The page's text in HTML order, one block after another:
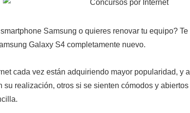
Samsung o quieres renovar tu equipo?
Galaxy S4 completamente nuevo.
cada vez están adquiriendo mayor popularidad, y
su realización, otros si se sienten cómodos y